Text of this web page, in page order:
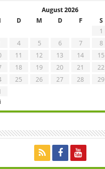
August 2026
D M D F S
1
4 5 6 7 8
11 12 13 14 15
18 19 20 21 22
25 26 27 28 29